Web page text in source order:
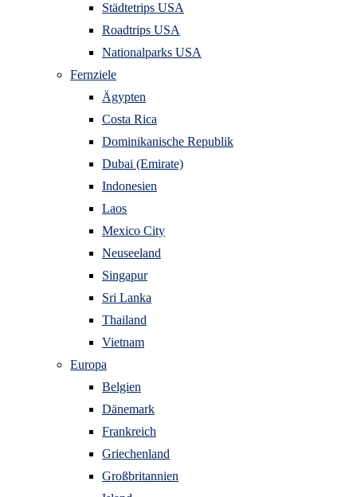
Städtetrips USA
Roadtrips USA
Nationalparks USA
Fernziele
Ägypten
Costa Rica
Dominikanische Republik
Dubai (Emirate)
Indonesien
Laos
Mexico City
Neuseeland
Singapur
Sri Lanka
Thailand
Vietnam
Europa
Belgien
Dänemark
Frankreich
Griechenland
Großbritannien